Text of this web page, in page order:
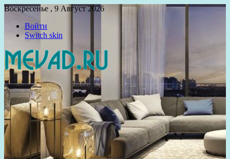
Воскресенье , 9 Август 2026
Войти
Switch skin